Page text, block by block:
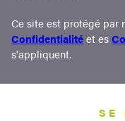
Ce site est protégé par
Confidentialitéet es
s'appliquent.
SE